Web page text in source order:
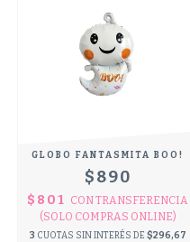
GLOBO FANTASMITA BOO!
$890
$801 CONTRANSFERENCIA
(SOLO COMPRAS ONLINE)
3 CUOTAS SIN INTERÉS DE $296,67